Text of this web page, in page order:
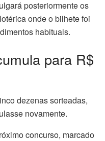
posteriormente os
onde o bilhete foi
habituais.
para R$
dezenas sorteadas,
novamente.
concurso, marcado